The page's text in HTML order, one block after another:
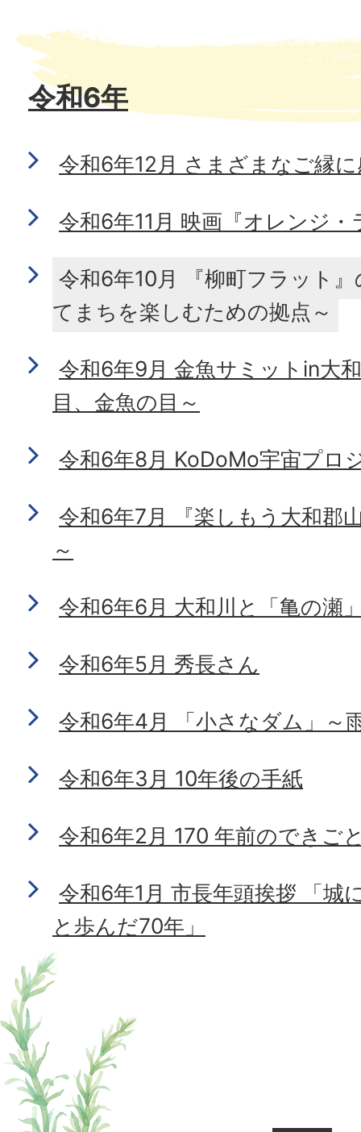
令和6年
令和6年12月 さまざまなご縁
令和6年11月 映画『オレンジ・
令和6年10月 『柳町フラット
てまちを楽しむための拠点～
令和6年9月 金魚サミットin大
目、金魚の目～
令和6年8月 KoDoMo宇宙プロ
令和6年7月 『楽しもう大和郡
～
令和6年6月 大和川と「亀の瀬
令和6年5月 秀長さん
令和6年4月 「小さなダム」～
令和6年3月 10年後の手紙
令和6年2月 170 年前のできご
令和6年1月 市長年頭挨拶 「城
と歩んだ70年」